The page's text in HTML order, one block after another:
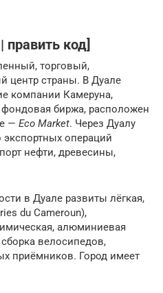
код]
торговый,
центр страны. В Дуале
компании Камеруна,
биржа, расположен
— Eco Market. Через Дуалу
операций
нефти, древесины,
в Дуале развиты лёгкая,
du Cameroun),
алюминиевая
велосипедов,
приёмников. Город имеет